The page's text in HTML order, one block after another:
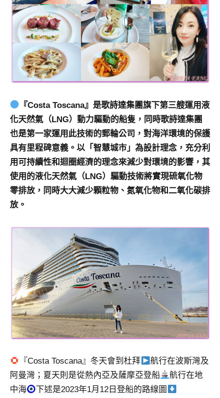
書
者、
各
活
動
主
持、
學
校
企
講
座、
遊
雜
誌
專
欄、
觀
局
合
作
『Costa Toscana』是歌詩達集團旗下第三艘運用液
化天然氣（LNG）動力驅動的船隻，同時歌詩達集團
也是第一家運用此技術的郵輪公司，對海洋環境的保護
具有里程碑意義。以「智慧城市」為設計理念，充分利
用可持續性和迴圈經濟的理念來減少對環境的影響，其
使用的液化天然氣（LNG）驅動技術將實現硫氧化物
零排放，同時大大減少顆粒物、氮氧化物和二氧化碳排
放。
『Costa Toscana』冬天會到杜拜
航行在波斯灣及
阿曼灣；夏天則是從熱內亞及薩摩亞登船
航行在地
中海
下述是2023年1月12日登船的路線圖